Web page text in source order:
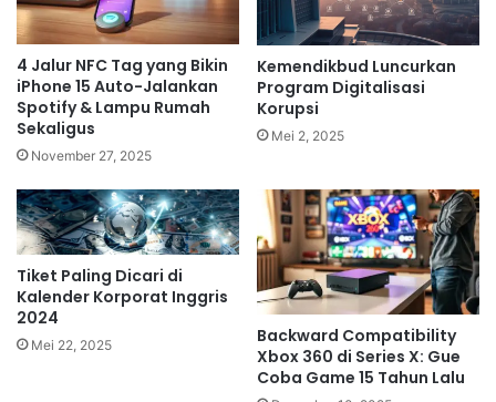
4 Jalur NFC Tag yang Bikin
iPhone 15 Auto-Jalankan
Spotify & Lampu Rumah
Sekaligus
November 27, 2025
Kemendikbud Luncurkan
Program Digitalisasi
Korupsi
Mei 2, 2025
Tiket Paling Dicari di
Kalender Korporat Inggris
2024
Mei 22, 2025
Backward Compatibility
Xbox 360 di Series X: Gue
Coba Game 15 Tahun Lalu